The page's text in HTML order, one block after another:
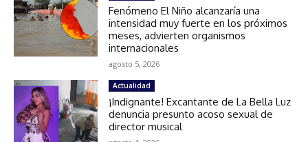
Fenómeno El Niño alcanzaría una
intensidad muy fuerte en los próximos
meses, advierten organismos
internacionales
agosto 5, 2026
Actualidad
¡Indignante! Excantante de La Bella Luz
denuncia presunto acoso sexual de
director musical